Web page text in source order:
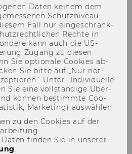
Daten kei­nem dem
Schutz­ni­veau
Fall nur ein­ge­schränk­
Rech­te in
kann auch die US-​
Zu­gang zu die­sen
Sie op­tio­na­le Coo­kies ab­
Sie bitte auf „Nur not­
Unter „In­di­vi­du­el­le
Sie eine voll­stän­di­ge Über­
kön­nen be­stimm­te Coo­
Mar­ke­ting) aus­wäh­len.
zu den Cookies auf der
finden Sie in unserer
.